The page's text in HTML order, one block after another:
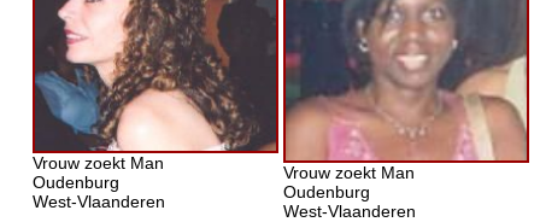
Vrouw zoekt Man
Oudenburg
West-Vlaanderen
Vrouw zoekt Man
Oudenburg
West-Vlaanderen